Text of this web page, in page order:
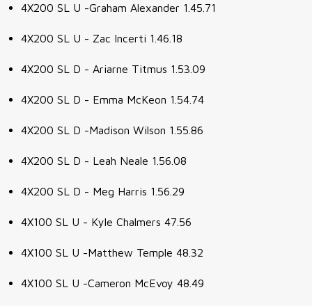
4X200 SL U -Graham Alexander 1.45.71
4X200 SL U - Zac Incerti 1.46.18
4X200 SL D - Ariarne Titmus 1.53.09
4X200 SL D - Emma McKeon 1.54.74
4X200 SL D -Madison Wilson 1.55.86
4X200 SL D - Leah Neale 1.56.08
4X200 SL D - Meg Harris 1.56.29
4X100 SL U - Kyle Chalmers 47.56
4X100 SL U -Matthew Temple 48.32
4X100 SL U -Cameron McEvoy 48.49